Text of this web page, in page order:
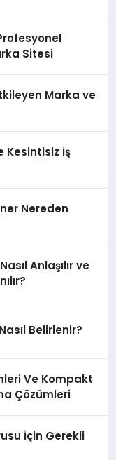
Sitesi
Marka ve
Kesintisiz İş
Nereden
Anlaşılır ve
Belirlenir?
Ve Kompakt
Çözümleri
İçin Gerekli